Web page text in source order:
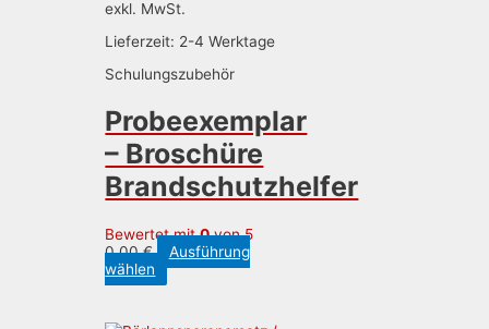
exkl. MwSt.
Lieferzeit: 2-4 Werktage
Schulungszubehör
Probeexemplar
– Broschüre
Brandschutzhelfer
Bewertet mit0von 5
0,00€
Ausführung
wählen
Dieses
Produkt